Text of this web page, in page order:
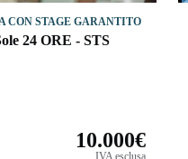
CON STAGE GARANTITO
24 ORE - STS
10.000€